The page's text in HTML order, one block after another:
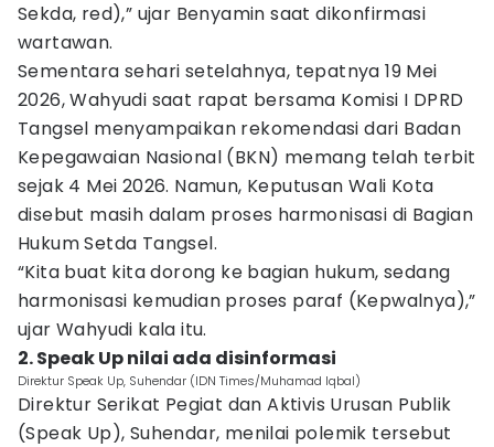
Sekda, red),” ujar Benyamin saat dikonfirmasi
wartawan.
Sementara sehari setelahnya, tepatnya 19 Mei
2026, Wahyudi saat rapat bersama Komisi I DPRD
Tangsel menyampaikan rekomendasi dari Badan
Kepegawaian Nasional (BKN) memang telah terbit
sejak 4 Mei 2026. Namun, Keputusan Wali Kota
disebut masih dalam proses harmonisasi di Bagian
Hukum Setda Tangsel.
“Kita buat kita dorong ke bagian hukum, sedang
harmonisasi kemudian proses paraf (Kepwalnya),”
ujar Wahyudi kala itu.
2. Speak Up nilai ada disinformasi
Direktur Speak Up, Suhendar (IDN Times/Muhamad Iqbal)
Direktur Serikat Pegiat dan Aktivis Urusan Publik
(Speak Up), Suhendar, menilai polemik tersebut